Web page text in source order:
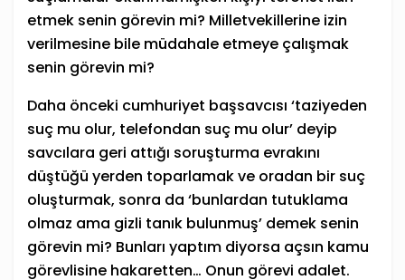
etmek senin görevin mi? Milletvekillerine izin
verilmesine bile müdahale etmeye çalışmak
senin görevin mi?
Daha önceki cumhuriyet başsavcısı ‘taziyeden
suç mu olur, telefondan suç mu olur’ deyip
savcılara geri attığı soruşturma evrakını
düştüğü yerden toparlamak ve oradan bir suç
oluşturmak, sonra da ‘bunlardan tutuklama
olmaz ama gizli tanık bulunmuş’ demek senin
görevin mi? Bunları yaptım diyorsa açsın kamu
görevlisine hakaretten… Onun görevi adalet.